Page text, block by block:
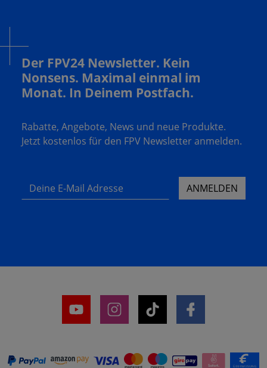
Der FPV24 Newsletter. Kein
Nonsens. Maximal einmal im
Monat. In Deinem Postfach.
Rabatte, Angebote, News und neue Produkte.
Jetzt kostenlos für den FPV Newsletter anmelden.
Deine E-Mail Adresse ANMELDEN